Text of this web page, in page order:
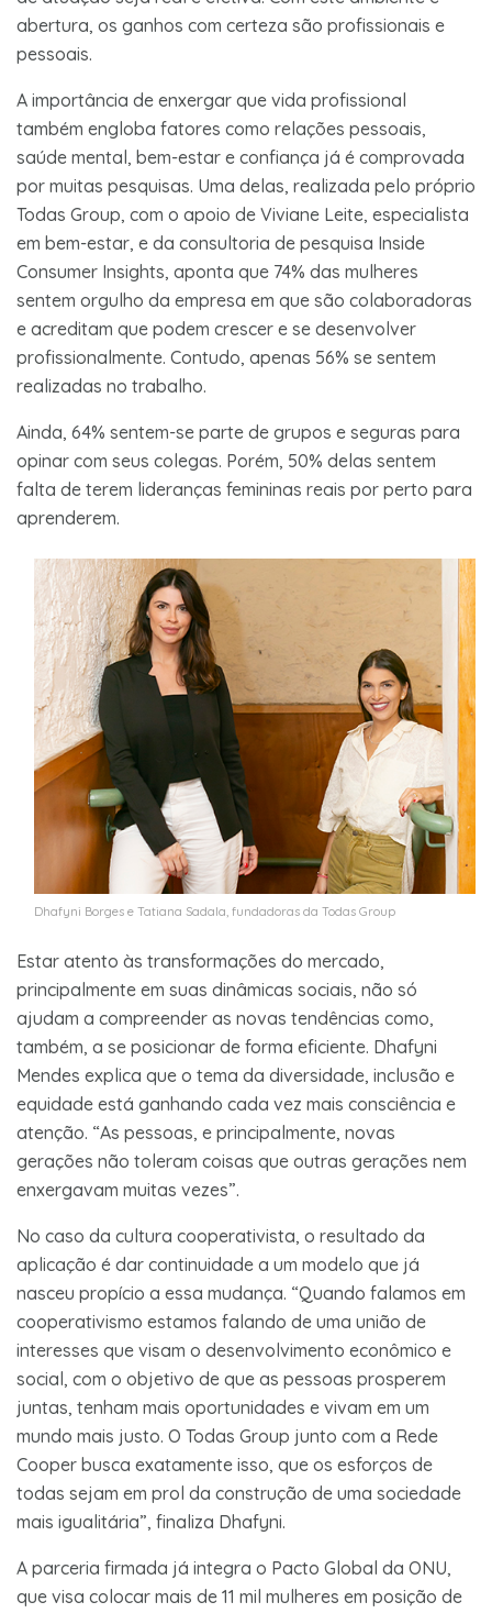
abertura, os ganhos com certeza são profissionais e
pessoais.
A importância de enxergar que vida profissional
também engloba fatores como relações pessoais,
saúde mental, bem-estar e confiança já é comprovada
por muitas pesquisas. Uma delas, realizada pelo próprio
Todas Group, com o apoio de Viviane Leite, especialista
em bem-estar, e da consultoria de pesquisa Inside
Consumer Insights, aponta que 74% das mulheres
sentem orgulho da empresa em que são colaboradoras
e acreditam que podem crescer e se desenvolver
profissionalmente. Contudo, apenas 56% se sentem
realizadas no trabalho.
Ainda, 64% sentem-se parte de grupos e seguras para
opinar com seus colegas. Porém, 50% delas sentem
falta de terem lideranças femininas reais por perto para
aprenderem.
Dhafyni Borges e Tatiana Sadala, fundadoras da Todas Group
Estar atento às transformações do mercado,
principalmente em suas dinâmicas sociais, não só
ajudam a compreender as novas tendências como,
também, a se posicionar de forma eficiente. Dhafyni
Mendes explica que o tema da diversidade, inclusão e
equidade está ganhando cada vez mais consciência e
atenção. “As pessoas, e principalmente, novas
gerações não toleram coisas que outras gerações nem
enxergavam muitas vezes”.
No caso da cultura cooperativista, o resultado da
aplicação é dar continuidade a um modelo que já
nasceu propício a essa mudança. “Quando falamos em
cooperativismo estamos falando de uma união de
interesses que visam o desenvolvimento econômico e
social, com o objetivo de que as pessoas prosperem
juntas, tenham mais oportunidades e vivam em um
mundo mais justo. O Todas Group junto com a Rede
Cooper busca exatamente isso, que os esforços de
todas sejam em prol da construção de uma sociedade
mais igualitária”, finaliza Dhafyni.
A parceria firmada já integra o Pacto Global da ONU,
que visa colocar mais de 11 mil mulheres em posição de